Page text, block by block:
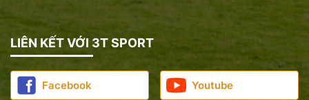
LIÊN KẾT VỚI 3T SPORT
Facebook Youtube